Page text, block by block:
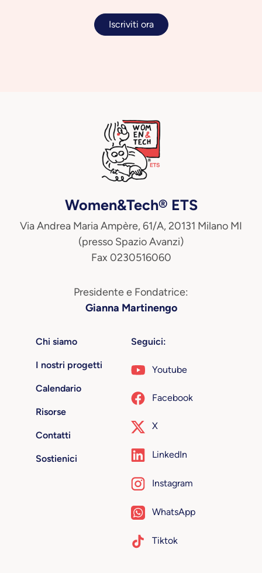
Iscriviti ora
Women&Tech® ETS
Via Andrea Maria Ampère, 61/A, 20131 Milano MI
(presso Spazio Avanzi)
Fax 0230516060
Presidente e Fondatrice:
Gianna Martinengo
Chi siamo
I nostri progetti
Calendario
Risorse
Contatti
Sostienici
Seguici:
Youtube
Facebook
X
LinkedIn
Instagram
WhatsApp
Tiktok